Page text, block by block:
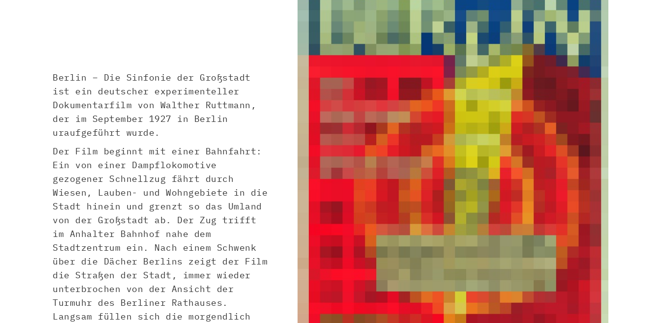
Berlin – Die Sinfonie der Großstadt
ist ein deutscher experimenteller
Dokumentarfilm von Walther Ruttmann,
der im September 1927 in Berlin
uraufgeführt wurde.
Der Film beginnt mit einer Bahnfahrt:
Ein von einer Dampflokomotive
gezogener Schnellzug fährt durch
Wiesen, Lauben- und Wohngebiete in die
Stadt hinein und grenzt so das Umland
von der Großstadt ab. Der Zug trifft
im Anhalter Bahnhof nahe dem
Stadtzentrum ein. Nach einem Schwenk
über die Dächer Berlins zeigt der Film
die Straßen der Stadt, immer wieder
unterbrochen von der Ansicht der
Turmuhr des Berliner Rathauses.
Langsam füllen sich die morgendlich